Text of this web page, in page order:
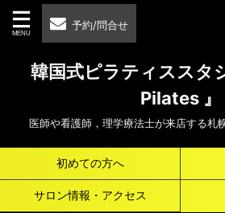
予約/問合せ
韓国式ピラティススタ
Pilates 』
医師や看護師，理学療法士が来店する札
初めての方へ
サロン情報・アクセス